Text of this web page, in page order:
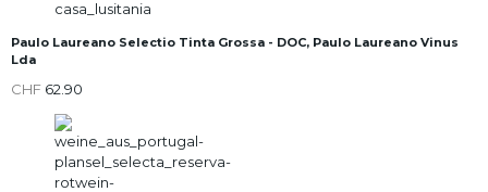
Paulo Laureano Selectio Tinta Grossa - DOC, Paulo Laureano Vinus
Lda
CHF 62.90